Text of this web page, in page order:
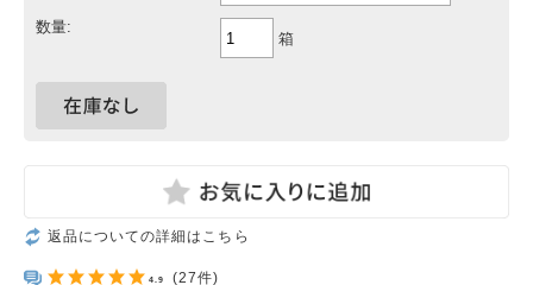
数量:
箱
返品についての詳細はこちら
4.9 (27件)